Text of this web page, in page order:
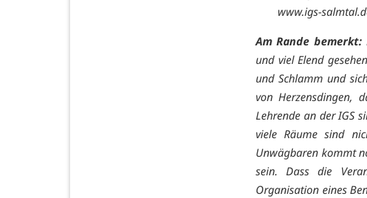
www.igs-
Am Rande bemerkt:
und viel Elend
und Schlamm und
von Herzensdingen,
Lehrende an der IGS
viele Räume sind
Unwägbaren kommt
sein. Dass die
Organisation eines